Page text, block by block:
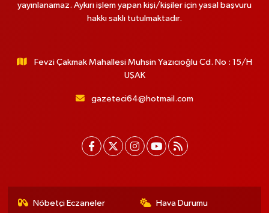
yayınlanamaz. Aykırı işlem yapan kişi/kişiler için yasal başvuru
hakkı saklı tutulmaktadır.
Fevzi Çakmak Mahallesi Muhsin Yazıcıoğlu Cd. No : 15/H
UŞAK
gazeteci64@hotmail.com
Nöbetçi Eczaneler Hava Durumu